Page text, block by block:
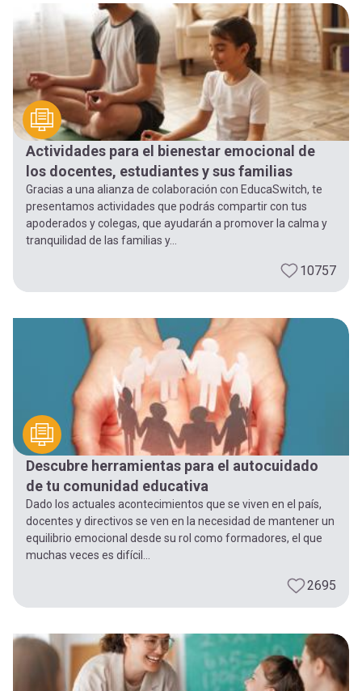
Actividades para el bienestar emocional de
los docentes, estudiantes y sus familias
Gracias a una alianza de colaboración con EducaSwitch, te
presentamos actividades que podrás compartir con tus
apoderados y colegas, que ayudarán a promover la calma y
tranquilidad de las familias y...
10757
Descubre herramientas para el autocuidado
de tu comunidad educativa
Dado los actuales acontecimientos que se viven en el país,
docentes y directivos se ven en la necesidad de mantener un
equilibrio emocional desde su rol como formadores, el que
muchas veces es difícil...
2695